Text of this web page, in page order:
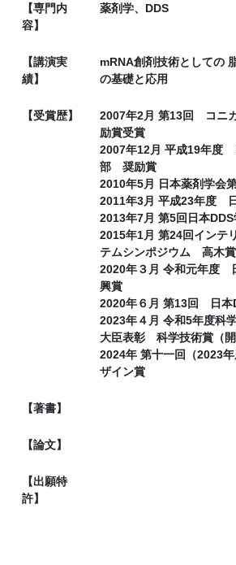
【専門内
容】
薬剤学、DDS
【講演実
績】
mRNA創剤技術としての
の基礎と応用
【受賞歴】
2007年2月 第13回 コニ
励賞受賞
2007年12月 平成19年度
部 奨励賞
2010年5月 日本薬剤学会
2011年3月 平成23年度
2013年7月 第5回日本
2015年1月 第24回インテ
テムシンポジウム 高木賞
2020年３月 令和元年度
興賞
2020年６月 第13回 日本
2023年４月 令和5年度科
大臣表彰 科学技術賞（開
2024年 第十一回（2023
ザイン賞
【著書】
【論文】
【出願特
許】